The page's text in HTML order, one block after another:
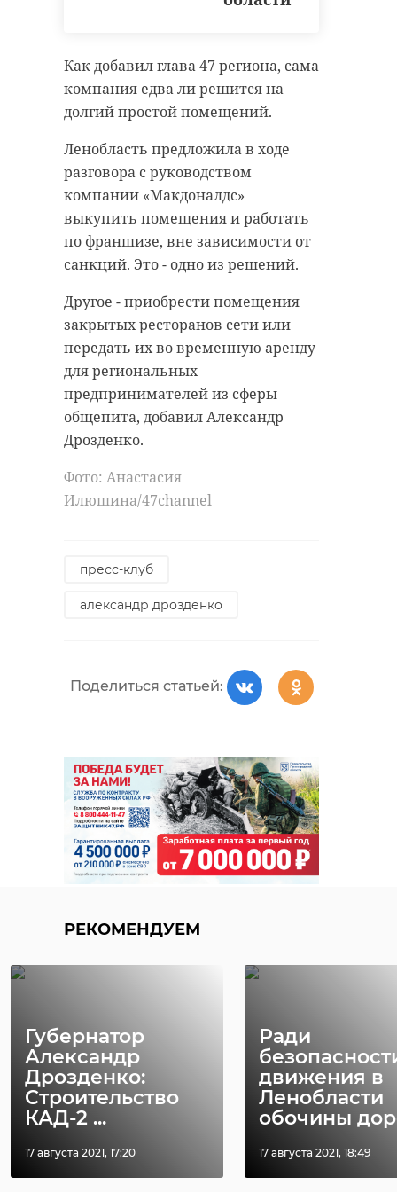
Как добавил глава 47 региона, сама
компания едва ли решится на
долгий простой помещений.
Ленобласть предложила в ходе
разговора с руководством
компании «Макдоналдс»
выкупить помещения и работать
по франшизе, вне зависимости от
санкций. Это - одно из решений.
Другое - приобрести помещения
закрытых ресторанов сети или
передать их во временную аренду
для региональных
предпринимателей из сферы
общепита, добавил Александр
Дрозденко.
Фото: Анастасия
Илюшина/47channel
пресс-клуб
александр дрозденко
Поделиться статьей:
РЕКОМЕНДУЕМ
Губернатор
Александр
Дрозденко:
Строительство
КАД-2 ...
17 августа 2021, 17:20
Ради
движения в
Ленобласти
обочины
17 августа 2021, 18:49
!видео пожар
санкт-петербург
Поделиться статьей:
РЕКОМЕНДУЕМ
острове тушат
филиал Центрального военно-
Петра Великого.
Форум проводится при поддержке
комитета по местному
самоуправлению,
межнациональным и
межконфессиональным
отношениям Ленинградской
области.
всеволожск !видео
Поделиться статьей: